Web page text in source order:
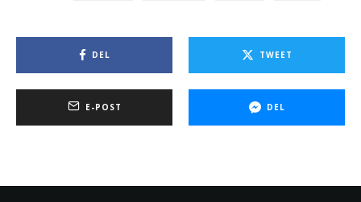
DEL TWEET
E-POST DEL